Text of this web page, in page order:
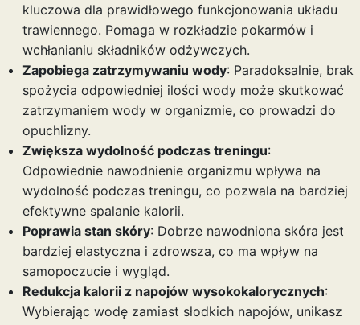
kluczowa dla prawidłowego funkcjonowania układu
trawiennego. Pomaga w rozkładzie pokarmów i
wchłanianiu składników odżywczych.
Zapobiega zatrzymywaniu wody: Paradoksalnie, brak
spożycia odpowiedniej ilości wody może skutkować
zatrzymaniem wody w organizmie, co prowadzi do
opuchlizny.
Zwiększa wydolność podczas treningu:
Odpowiednie nawodnienie organizmu wpływa na
wydolność podczas treningu, co pozwala na bardziej
efektywne spalanie kalorii.
Poprawia stan skóry: Dobrze nawodniona skóra jest
bardziej elastyczna i zdrowsza, co ma wpływ na
samopoczucie i wygląd.
Redukcja kalorii z napojów wysokokalorycznych:
Wybierając wodę zamiast słodkich napojów, unikasz